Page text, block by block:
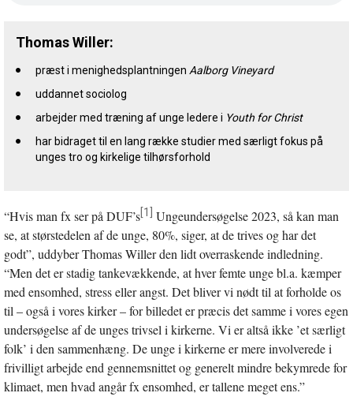
vindue
Thomas Willer:
præst i menighedsplantningen Aalborg Vineyard
uddannet sociolog
arbejder med træning af unge ledere i Youth for Christ
har bidraget til en lang række studier med særligt fokus på
unges tro og kirkelige tilhørsforhold
“Hvis man fx ser på DUF’s[1] Ungeundersøgelse 2023, så kan man
se, at størstedelen af de unge, 80%, siger, at de trives og har det
godt”, uddyber Thomas Willer den lidt overraskende indledning.
“Men det er stadig tankevækkende, at hver femte unge bl.a. kæmper
med ensomhed, stress eller angst. Det bliver vi nødt til at forholde os
til – også i vores kirker – for billedet er præcis det samme i vores egen
undersøgelse af de unges trivsel i kirkerne. Vi er altså ikke ’et særligt
folk’ i den sammenhæng. De unge i kirkerne er mere involverede i
frivilligt arbejde end gennemsnittet og generelt mindre bekymrede for
klimaet, men hvad angår fx ensomhed, er tallene meget ens.”